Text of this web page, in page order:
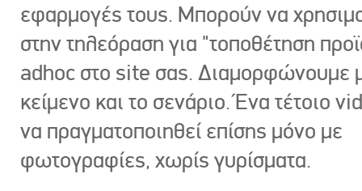
εφαρμογές τους. Μπορούν να
στην τηλεόραση για "τοποθέτηση
adhoc στο site σας. Διαμορφώνουμε
κείμενο και το σενάριο. Ένα τέτοιο
να πραγματοποιηθεί επίσης μόνο με
φωτογραφίες, χωρίς γυρίσματα.